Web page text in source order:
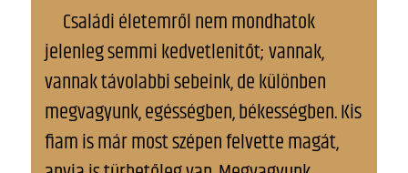
Családi életemről nem mondhatok
jelenleg semmi kedvetlenitőt; vannak,
vannak távolabbi sebeink, de különben
megvagyunk, egésségben, békességben. Kis
fiam is már most szépen felvette magát,